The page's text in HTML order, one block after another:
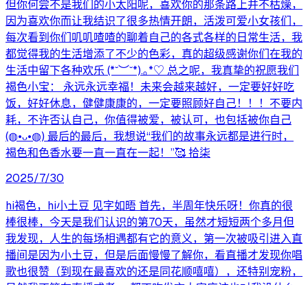
但你何尝不是我们的小太阳呢，喜欢你的那条路上并不枯燥，
因为喜欢你而让我结识了很多热情开朗，活泼可爱小女孩们，
每次看到你们叽叽喳喳的聊着自己的各式各样的日常生活，我
都觉得我的生活增添了不少的色彩，真的超级感谢你们在我的
生活中留下各种欢乐 (*˘︶˘*).｡*♡ 总之呢，我真挚的祝愿我们
褐色小宝： 永远永远幸福！未来会越来越好，一定要好好吃
饭，好好休息，健健康康的，一定要照顾好自己！！！不要内
耗，不许否认自己，你值得被爱，被认可，也包括被你自己
(◍•ᴗ•◍) 最后的最后，我想说“我们的故事永远都是进行时，
褐色和色香水要一直一直在一起！”🥰 拾柒
2025/7/30
hi褐色，hi小土豆 见字如晤 首先，半周年快乐呀！你真的很
棒很棒，今天是我们认识的第70天，虽然才短短两个多月但
我发现，人生的每场相遇都有它的意义，第一次被吸引进入直
播间是因为小土豆，但是后面慢慢了解你，看直播才发现你唱
歌也很赞（到现在最喜欢的还是同花顺嘻嘻），还特别宠粉，